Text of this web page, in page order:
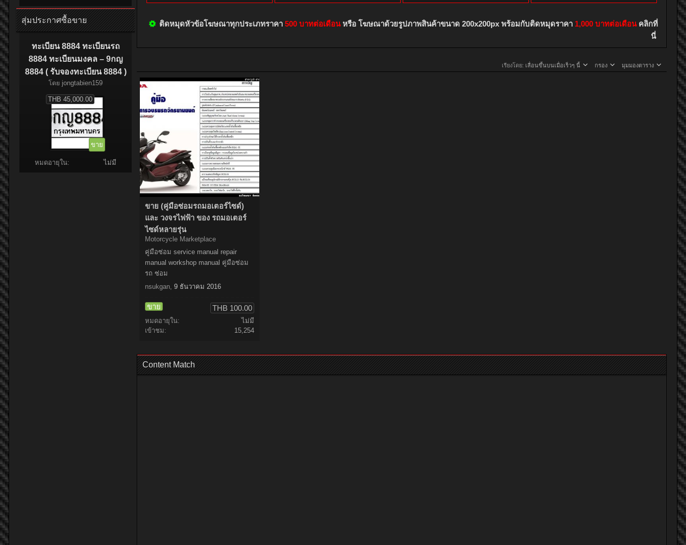
สุ่มประกาศซื้อขาย
ทะเบียน 8884 ทะเบียนรถ
8884 ทะเบียนมงคล – 9กญ
8884 ( รับจองทะเบียน 8884 )
โดย jongtabien159
ขาย
THB 45,000.00
หมดอายุใน: ไม่มี
ติดหมุดหัวข้อโฆษณาทุกประเภทราคา 500 บาทต่อเดือนหรือ โฆษณาด้วยรูปภาพสินค้าขนาด 200x200px พร้อมกับติดหมุดราคา 1,000 บาทต่อเดือนคลิกที่
นี่
เรียงโดย: เลื่อนขึ้นบนเมื่อเร็วๆ นี้ กรอง มุมมองตาราง
ขาย (คู่มือซ่อมรถมอเตอร์ไซด์)
และ วงจรไฟฟ้า ของ รถมอเตอร์
ไซด์หลายรุ่น
Motorcycle Marketplace
คู่มือซ่อม service manual repair
manual workshop manual คู่มือซ่อม
รถ ซ่อม
nsukgan 9 ธันวาคม 2016
ขาย THB 100.00
หมดอายุใน:
ไม่มี
เข้าชม:
15,254
Content Match